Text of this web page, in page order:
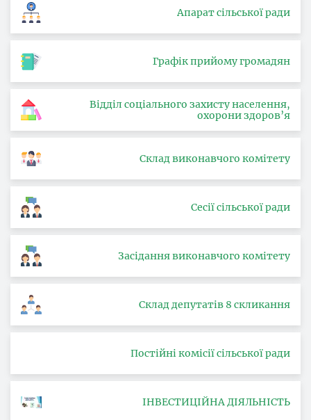
Апарат сільської ради
Графік прийому громадян
Відділ соціального захисту населення,
охорони здоров’я
Склад виконавчого комітету
Сесії сільської ради
Засідання виконавчого комітету
Склад депутатів 8 скликання
Постійні комісії сільської ради
ІНВЕСТИЦІЙНА ДІЯЛЬНІСТЬ